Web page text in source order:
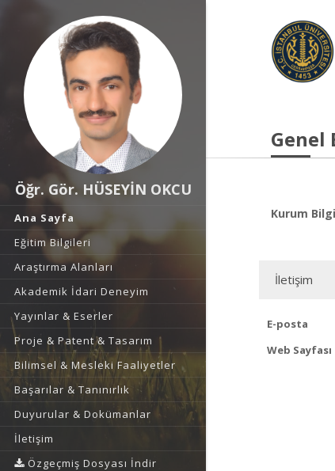
Öğr. Gör. HÜSEYİN OKCU
Ana Sayfa
Eğitim Bilgileri
Araştırma Alanları
Akademik İdari Deneyim
Yayınlar & Eserler
Proje & Patent & Tasarım
Bilimsel & Mesleki Faaliyetler
Başarılar & Tanınırlık
Duyurular & Dokümanlar
İletişim
Özgeçmiş Dosyası İndir
Kurum
İletişim
E-posta
Web Sayfası